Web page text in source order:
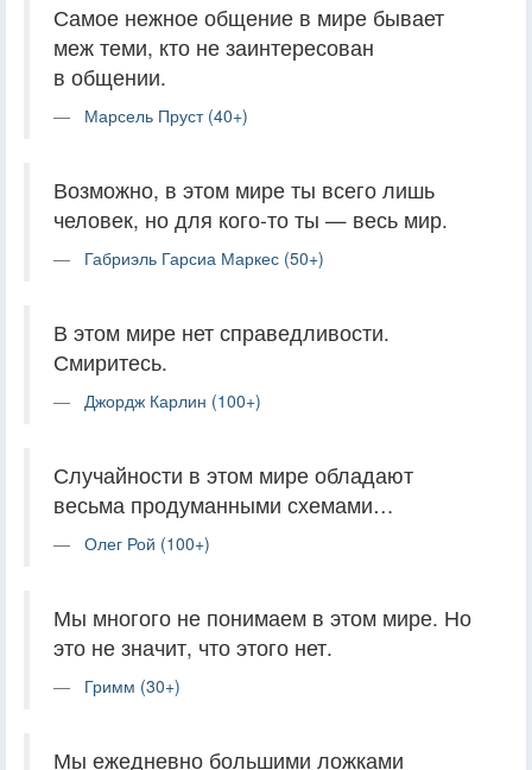
Самое нежное общение в мире бывает
меж теми, кто не заинтересован
в общении.
Марсель Пруст (40+)
Возможно, в этом мире ты всего лишь
человек, но для кого-то ты — весь мир.
Габриэль Гарсиа Маркес (50+)
В этом мире нет справедливости.
Смиритесь.
Джордж Карлин (100+)
Случайности в этом мире обладают
весьма продуманными схемами…
Олег Рой (100+)
Мы многого не понимаем в этом мире. Но
это не значит, что этого нет.
Гримм (30+)
Мы ежедневно большими ложками